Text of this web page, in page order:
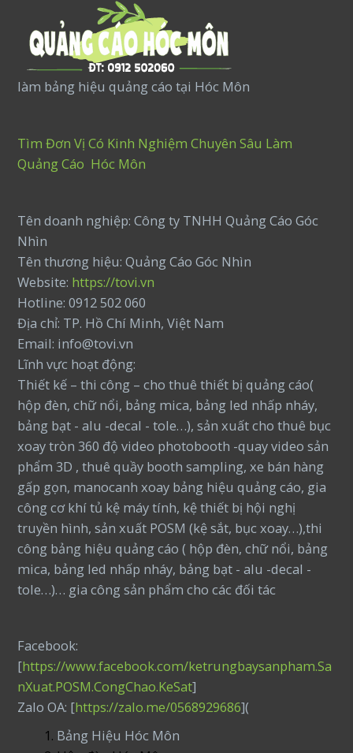
làm bảng hiệu quảng cáo tại Hóc Môn
Tìm Đơn Vị Có Kinh Nghiệm Chuyên Sâu Làm
Quảng Cáo Hóc Môn
Tên doanh nghiệp: Công ty TNHH Quảng Cáo Góc
Nhìn
Tên thương hiệu: Quảng Cáo Góc Nhìn
Website: https://tovi.vn
Hotline: 0912 502 060
Địa chỉ: TP. Hồ Chí Minh, Việt Nam
Email: info@tovi.vn
Lĩnh vực hoạt động:
Thiết kế – thi công – cho thuê thiết bị quảng cáo(
hộp đèn, chữ nổi, bảng mica, bảng led nhấp nháy,
bảng bạt - alu -decal - tole…), sản xuất cho thuê bục
xoay tròn 360 độ video photobooth -quay video sản
phẩm 3D , thuê quầy booth sampling, xe bán hàng
gấp gọn, manocanh xoay bảng hiệu quảng cáo, gia
công cơ khí tủ kệ máy tính, kệ thiết bị hội nghị
truyền hình, sản xuất POSM (kệ sắt, bục xoay…),thi
công bảng hiệu quảng cáo ( hộp đèn, chữ nổi, bảng
mica, bảng led nhấp nháy, bảng bạt - alu -decal -
tole…)… gia công sản phẩm cho các đối tác
Facebook:
[https://www.facebook.com/ketrungbaysanpham.Sa
nXuat.POSM.CongChao.KeSat]
Zalo OA: [https://zalo.me/0568929686](
Bảng Hiệu Hóc Môn